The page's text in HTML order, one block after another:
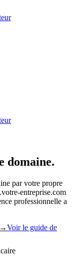
domaine.
par votre propre
entreprise.com
professionnelle a
→Voir le guide de